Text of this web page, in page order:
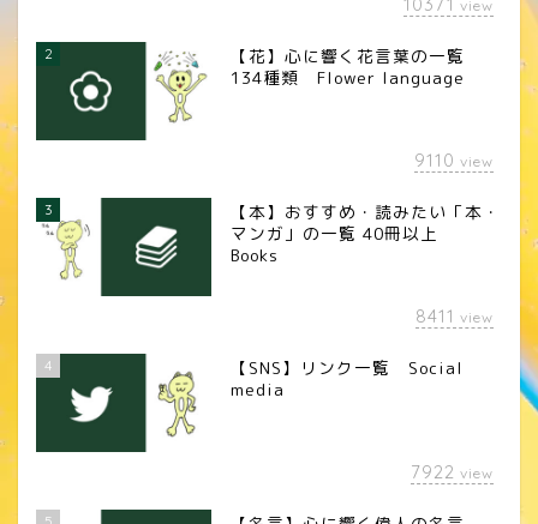
view
2
【花】心に響く花言葉の一覧
134種類 Flower language
9110 view
3
【本】おすすめ・読みたい「本・
マンガ」の一覧 40冊以上
Books
8411 view
4
【SNS】リンク一覧 Social
media
7922 view